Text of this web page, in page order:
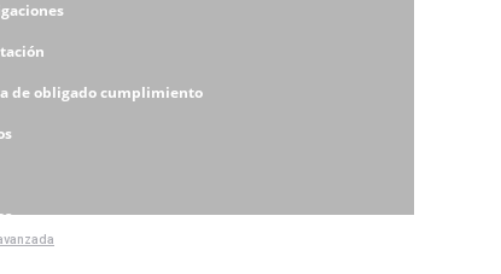
de obligado cumplimiento